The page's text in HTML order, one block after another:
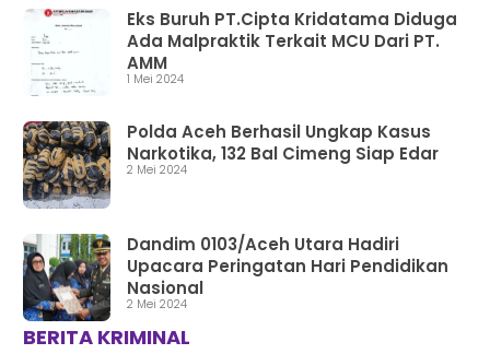
Eks Buruh PT.Cipta Kridatama Diduga
Ada Malpraktik Terkait MCU Dari PT.
AMM
1 Mei 2024
Polda Aceh Berhasil Ungkap Kasus
Narkotika, 132 Bal Cimeng Siap Edar
2 Mei 2024
Dandim 0103/Aceh Utara Hadiri
Upacara Peringatan Hari Pendidikan
Nasional
2 Mei 2024
BERITA KRIMINAL